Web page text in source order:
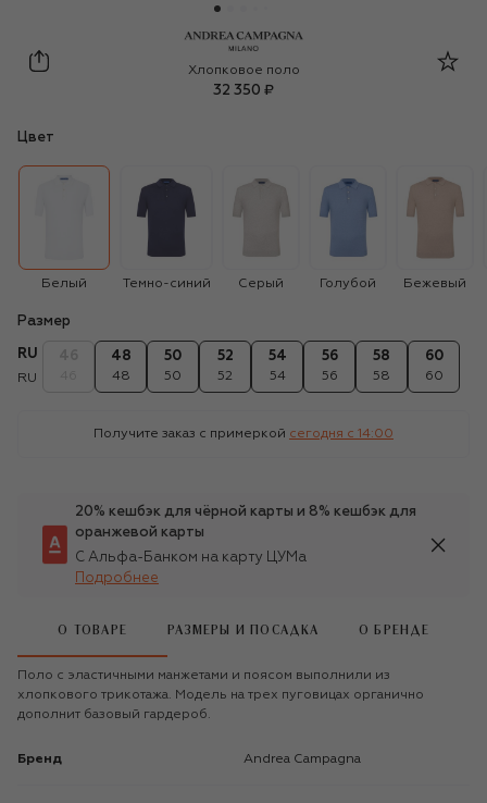
Andrea Campagna
Хлопковое поло
32 350 ₽
Цвет
Белый Темно-синий Серый Голубой Бежевый
Размер
RU
RU
48
48
50
50
52
52
54
54
56
56
58
58
60
60
Получите заказ с примеркой сегодня c 14:00
20% кешбэк для чёрной карты и 8% кешбэк для
оранжевой карты
С Альфа-Банком на карту ЦУМа
Подробнее
О ТОВАРЕ РАЗМЕРЫ И ПОСАДКА О БРЕНДЕ
Поло с эластичными манжетами и поясом выполнили из
хлопкового трикотажа. Модель на трех пуговицах органично
дополнит базовый гардероб.
Бренд Andrea Campagna